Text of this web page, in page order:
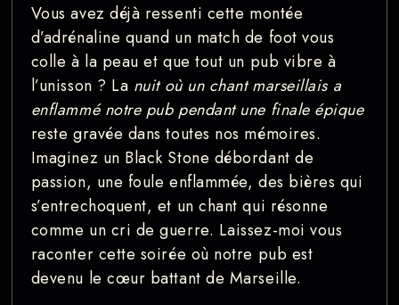
Vous avez déjà ressenti cette montée
d’adrénaline quand un match de foot vous
colle à la peau et que tout un pub vibre à
l’unisson ? La nuit où un chant marseillais a
enflammé notre pub pendant une finale épique
reste gravée dans toutes nos mémoires.
Imaginez un Black Stone débordant de
passion, une foule enflammée, des bières qui
s’entrechoquent, et un chant qui résonne
comme un cri de guerre. Laissez-moi vous
raconter cette soirée où notre pub est
devenu le cœur battant de Marseille.